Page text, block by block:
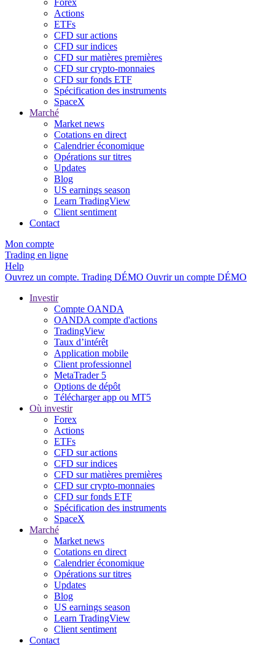
Actions
ETFs
CFD sur actions
CFD sur indices
CFD sur matières premières
CFD sur crypto-monnaies
CFD sur fonds ETF
Spécification des instruments
SpaceX
Marché
Market news
Cotations en direct
Calendrier économique
Opérations sur titres
Updates
Blog
US earnings season
Learn TradingView
Client sentiment
Contact
Mon compte
Trading en ligne
Help
Ouvrez un compte. Trading DÉMO Ouvrir un compte DÉMO
Investir
Compte OANDA
OANDA compte d'actions
TradingView
Taux d’intérêt
Application mobile
Client professionnel
MetaTrader 5
Options de dépôt
Télécharger app ou MT5
Où investir
Forex
Actions
ETFs
CFD sur actions
CFD sur indices
CFD sur matières premières
CFD sur crypto-monnaies
CFD sur fonds ETF
Spécification des instruments
SpaceX
Marché
Market news
Cotations en direct
Calendrier économique
Opérations sur titres
Updates
Blog
US earnings season
Learn TradingView
Client sentiment
Contact